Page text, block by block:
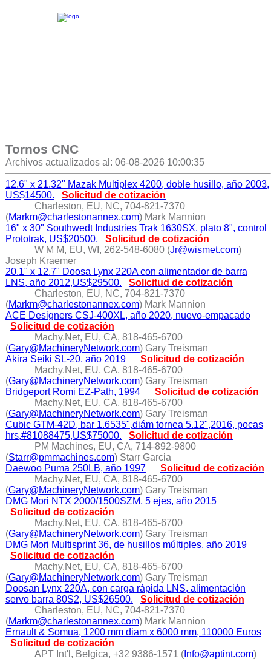
Tornos CNC
Archivos actualizados al: 06-08-2026 10:00:35
12.6" x 21.32" Mazak Multiplex 4200, doble husillo, año 2003,
US$14500.
Solicitud de cotización
Charleston, EU, NC, 704-821-7370
(Markm@charlestonannex.com) Mark Mannion
16" x 30" Southwedt Industries Trak 1630SX, plato 8", control
Prototrak, US$20500.
Solicitud de cotización
W M M, EU, WI, 262-548-6080 (Jr@wismet.com)
Joseph Kraemer
20.1" x 12.7" Doosa Lynx 220A con alimentador de barra
LNS, año 2012,US$29500.
Solicitud de cotización
Charleston, EU, NC, 704-821-7370
(Markm@charlestonannex.com) Mark Mannion
ACE Designers CSJ-400XL, año 2020, nuevo-empacado
Solicitud de cotización
Machy.Net, EU, CA, 818-465-6700
(Gary@MachineryNetwork.com) Gary Treisman
Akira Seiki SL-20, año 2019
Solicitud de cotización
Machy.Net, EU, CA, 818-465-6700
(Gary@MachineryNetwork.com) Gary Treisman
Bridgeport Romi EZ-Path, 1994
Solicitud de cotización
Machy.Net, EU, CA, 818-465-6700
(Gary@MachineryNetwork.com) Gary Treisman
Cubic GTM-42D, bar 1.6535",diám tornea 5.12",2016, pocas
hrs,#81088475,US$75000.
Solicitud de cotización
PM Machines, EU, CA, 714-892-9800
(Starr@pmmachines.com) Starr Garcia
Daewoo Puma 250LB, año 1997
Solicitud de cotización
Machy.Net, EU, CA, 818-465-6700
(Gary@MachineryNetwork.com) Gary Treisman
DMG Mori NTX 2000/1500SZM, 5 ejes, año 2015
Solicitud de cotización
Machy.Net, EU, CA, 818-465-6700
(Gary@MachineryNetwork.com) Gary Treisman
DMG Mori Multisprint 36, de husillos múltiples, año 2019
Solicitud de cotización
Machy.Net, EU, CA, 818-465-6700
(Gary@MachineryNetwork.com) Gary Treisman
Doosan Lynx 220A, con carga rápida LNS, alimentación
servo barra 80S2, US$26500.
Solicitud de cotización
Charleston, EU, NC, 704-821-7370
(Markm@charlestonannex.com) Mark Mannion
Ernault & Somua, 1200 mm diam x 6000 mm, 110000 Euros
Solicitud de cotización
APT Int'l, Belgica, +32 9386-1571 (Info@aptint.com)